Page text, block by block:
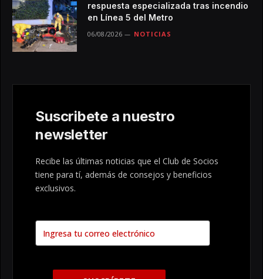
respuesta especializada tras incendio
en Línea 5 del Metro
06/08/2026 NOTICIAS
Suscribete a nuestro
newsletter
Recibe las últimas noticias que el Club de Socios
tiene para tí, además de consejos y beneficios
exclusivos.